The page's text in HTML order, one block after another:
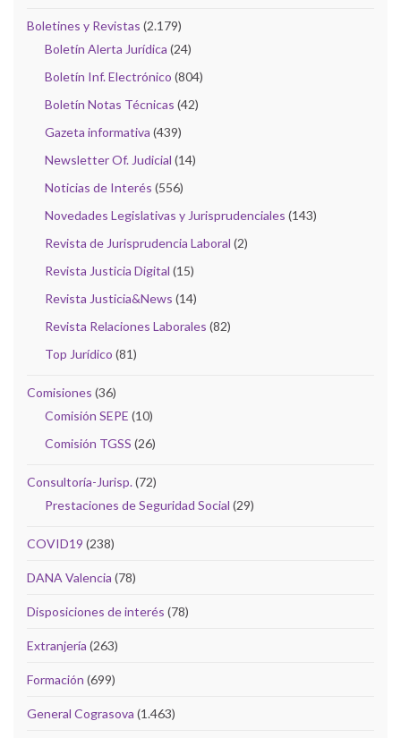
Boletines y Revistas (2.179)
Boletín Alerta Jurídica (24)
Boletín Inf. Electrónico (804)
Boletín Notas Técnicas (42)
Gazeta informativa (439)
Newsletter Of. Judicial (14)
Noticias de Interés (556)
Novedades Legislativas y Jurisprudenciales (143)
Revista de Jurisprudencia Laboral (2)
Revista Justicia Digital (15)
Revista Justicia&News (14)
Revista Relaciones Laborales (82)
Top Jurídico (81)
Comisiones (36)
Comisión SEPE (10)
Comisión TGSS (26)
Consultoría-Jurisp.(72)
Prestaciones de Seguridad Social (29)
COVID19 (238)
DANA Valencia (78)
Disposiciones de interés (78)
Extranjería (263)
Formación (699)
General Cograsova (1.463)